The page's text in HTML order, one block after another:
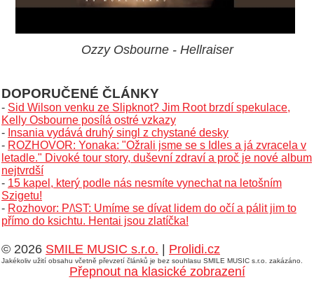
Ozzy Osbourne - Hellraiser
DOPORUČENÉ ČLÁNKY
- Sid Wilson venku ze Slipknot? Jim Root brzdí spekulace,
Kelly Osbourne posílá ostré vzkazy
- Insania vydává druhý singl z chystané desky
- ROZHOVOR: Yonaka: "Ožrali jsme se s Idles a já zvracela v
letadle." Divoké tour story, duševní zdraví a proč je nové album
nejtvrdší
- 15 kapel, který podle nás nesmíte vynechat na letošním
Szigetu!
- Rozhovor: P/\ST: Umíme se dívat lidem do očí a pálit jim to
přímo do ksichtu. Hentai jsou zlatíčka!
© 2026 SMILE MUSIC s.r.o. Prolidi.cz
Jakékoliv užití obsahu včetně převzetí článků je bez souhlasu SMILE MUSIC s.r.o. zakázáno.
Přepnout na klasické zobrazení